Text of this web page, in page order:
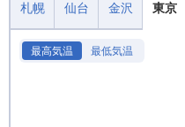
札幌 仙台 金沢 東京
最高気温 最低気温